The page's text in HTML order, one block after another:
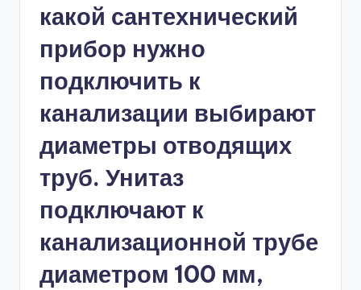
какой сантехнический
прибор нужно
подключить к
канализации выбирают
диаметры отводящих
труб. Унитаз
подключают к
канализационной трубе
диаметром 100 мм,